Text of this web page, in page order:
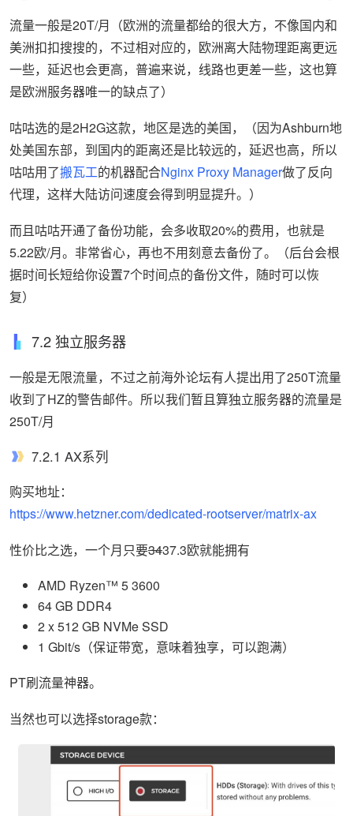
流量一般是20T/月（欧洲的流量都给的很大方，不像国内和
美洲扣扣搜搜的，不过相对应的，欧洲离大陆物理距离更远
一些，延迟也会更高，普遍来说，线路也更差一些，这也算
是欧洲服务器唯一的缺点了）
咕咕选的是2H2G这款，地区是选的美国，（因为Ashburn地
处美国东部，到国内的距离还是比较远的，延迟也高，所以
咕咕用了搬瓦工的机器配合Nginx Proxy Manager做了反向
代理，这样大陆访问速度会得到明显提升。）
而且咕咕开通了备份功能，会多收取20%的费用，也就是
5.22欧/月。非常省心，再也不用刻意去备份了。（后台会根
据时间长短给你设置7个时间点的备份文件，随时可以恢
复）
7.2 独立服务器
一般是无限流量，不过之前海外论坛有人提出用了250T流量
收到了HZ的警告邮件。所以我们暂且算独立服务器的流量是
250T/月
7.2.1 AX系列
购买地址：
https://www.hetzner.com/dedicated-rootserver/matrix-ax
性价比之选，一个月只要3437.3欧就能拥有
AMD Ryzen™ 5 3600
64 GB DDR4
2 x 512 GB NVMe SSD
1 Gbit/s（保证带宽，意味着独享，可以跑满）
PT刷流量神器。
当然也可以选择storage款：